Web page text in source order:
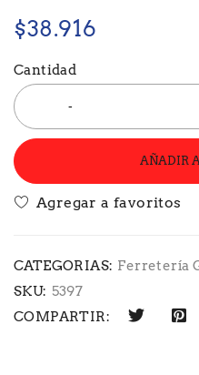
$38.916
Cantidad
AÑADIR
CATEGORIAS: Ferretería
SKU: 5397
COMPARTIR: